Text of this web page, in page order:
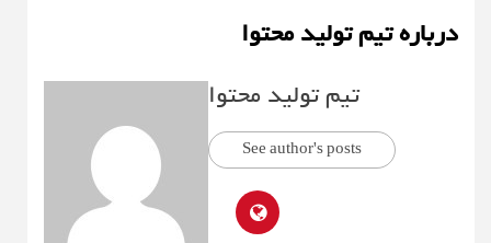
درباره تیم تولید محتوا
تیم تولید محتوا
See author's posts